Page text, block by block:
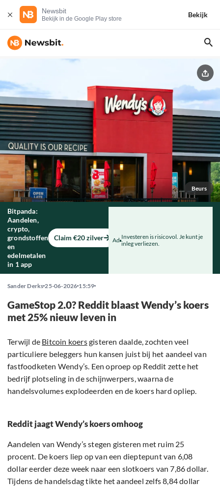
Newsbit
Bekijk in de Google Play store
Bekijk
Beurs
Bitpanda:
Aandelen,
crypto,
grondstoffen
en
edelmetalen
in 1 app
Claim €20 zilver Ad Investeren is risicovol. Je kunt je
inleg verliezen.
Sander Derks 25-06-2026 15:59
GameStop 2.0? Reddit blaast Wendy’s koers
met 25% nieuw leven in
Terwijl de Bitcoin koersgisteren daalde, zochten veel
particuliere beleggers hun kansen juist bij het aandeel van
fastfoodketen Wendy’s. Een oproep op Reddit zette het
bedrijf plotseling in de schijnwerpers, waarna de
handelsvolumes explodeerden en de koers hard opliep.
Reddit jaagt Wendy’s koers omhoog
Aandelen van Wendy’s stegen gisteren met ruim 25
procent. De koers liep op van een dieptepunt van 6,08
dollar eerder deze week naar een slotkoers van 7,86 dollar.
Tijdens de handelsdag tikte het aandeel zelfs 8,84 dollar